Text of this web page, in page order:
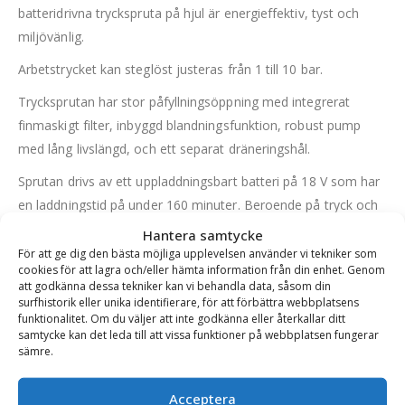
Hantera samtycke
För att ge dig den bästa möjliga upplevelsen använder vi tekniker som
cookies för att lagra och/eller hämta information från din enhet. Genom
att godkänna dessa tekniker kan vi behandla data, såsom din
surfhistorik eller unika identifierare, för att förbättra webbplatsens
funktionalitet. Om du väljer att inte godkänna eller återkallar ditt
samtycke kan det leda till att vissa funktioner på webbplatsen fungerar
sämre.
Acceptera
batteridrivna tryckspruta på hjul är energieffektiv, tyst och
miljövänlig.
Arbetstrycket kan steglöst justeras från 1 till 10 bar.
Trycksprutan har stor påfyllningsöppning med integrerat
finmaskigt filter, inbyggd blandningsfunktion, robust pump
med lång livslängd, och ett separat dräneringshål.
Sprutan drivs av ett uppladdningsbart batteri på 18 V som har
en laddningstid på under 160 minuter. Beroende på tryck och
tillbehör som används varar det batteriet från 4 till 14.5
timmar. Laddningsnivån visas med LED-lampor. CAS (Cordless
Alliance System) är ett batterisystem från ledande
verktygstillverkare som är kompatibel med över 300 produkter
från olika tillverkare.
Pump och batteri är skyddade.
Tycksprutan är för användning med vatten, biologiska medel,